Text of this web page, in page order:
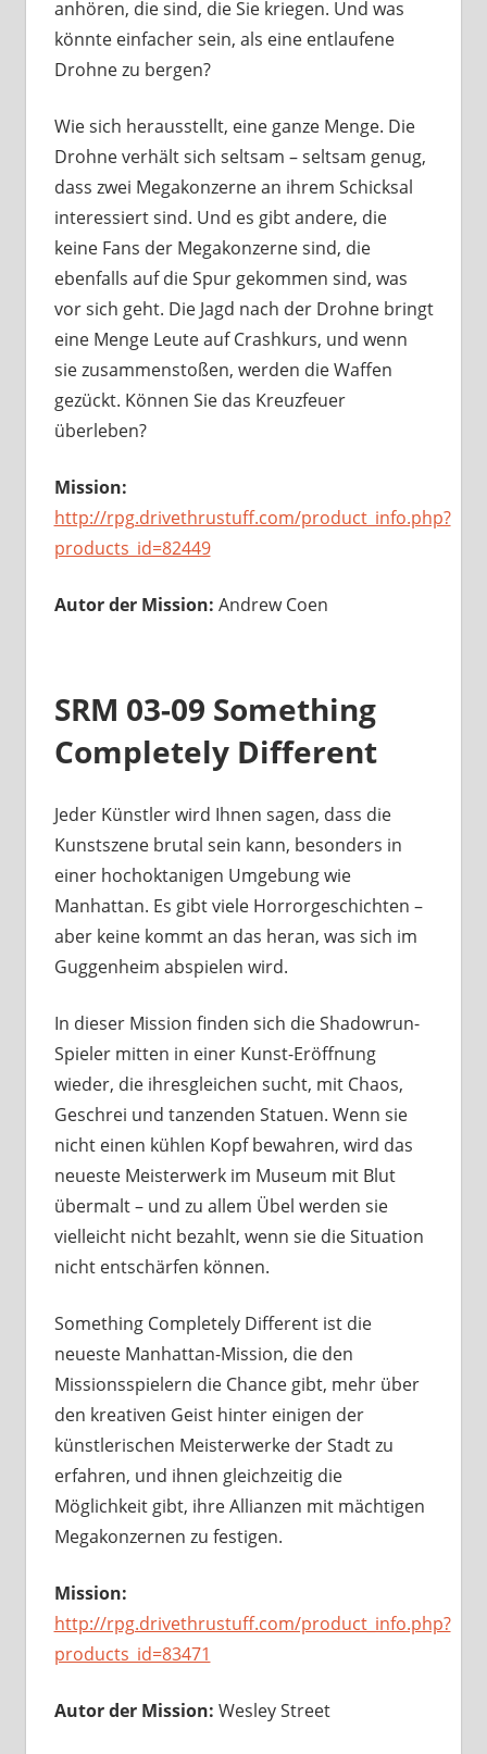
anhören, die sind, die Sie kriegen. Und was
könnte einfacher sein, als eine entlaufene
Drohne zu bergen?
Wie sich herausstellt, eine ganze Menge. Die
Drohne verhält sich seltsam – seltsam genug,
dass zwei Megakonzerne an ihrem Schicksal
interessiert sind. Und es gibt andere, die
keine Fans der Megakonzerne sind, die
ebenfalls auf die Spur gekommen sind, was
vor sich geht. Die Jagd nach der Drohne bringt
eine Menge Leute auf Crashkurs, und wenn
sie zusammenstoßen, werden die Waffen
gezückt. Können Sie das Kreuzfeuer
überleben?
Mission:
http://rpg.drivethrustuff.com/product_info.php?
products_id=82449
Autor der Mission: Andrew Coen
SRM 03-09 Something
Completely Different
Jeder Künstler wird Ihnen sagen, dass die
Kunstszene brutal sein kann, besonders in
einer hochoktanigen Umgebung wie
Manhattan. Es gibt viele Horrorgeschichten –
aber keine kommt an das heran, was sich im
Guggenheim abspielen wird.
In dieser Mission finden sich die Shadowrun-
Spieler mitten in einer Kunst-Eröffnung
wieder, die ihresgleichen sucht, mit Chaos,
Geschrei und tanzenden Statuen. Wenn sie
nicht einen kühlen Kopf bewahren, wird das
neueste Meisterwerk im Museum mit Blut
übermalt – und zu allem Übel werden sie
vielleicht nicht bezahlt, wenn sie die Situation
nicht entschärfen können.
Something Completely Different ist die
neueste Manhattan-Mission, die den
Missionsspielern die Chance gibt, mehr über
den kreativen Geist hinter einigen der
künstlerischen Meisterwerke der Stadt zu
erfahren, und ihnen gleichzeitig die
Möglichkeit gibt, ihre Allianzen mit mächtigen
Megakonzernen zu festigen.
Mission:
http://rpg.drivethrustuff.com/product_info.php?
products_id=83471
Autor der Mission: Wesley Street